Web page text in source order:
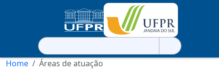
Pesquisar
por:
Home
Áreas de atuação